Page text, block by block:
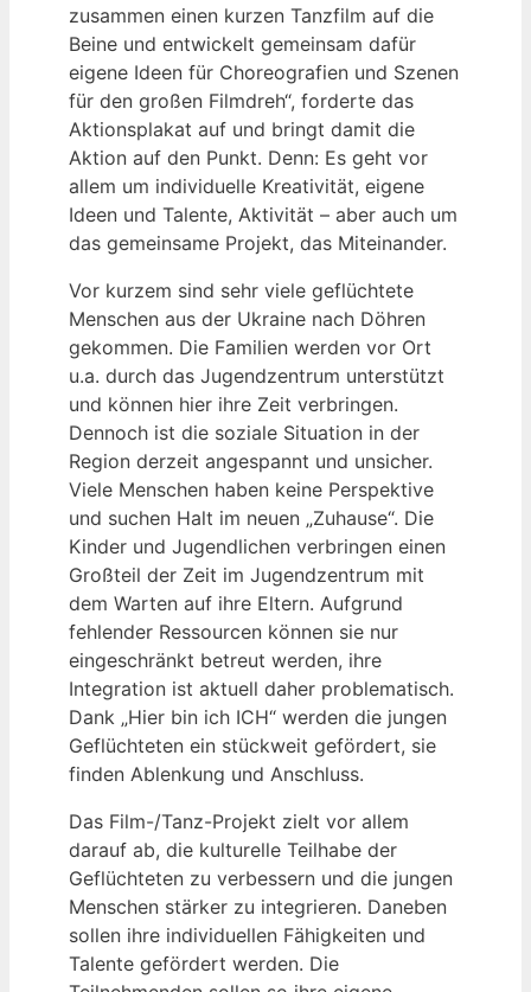
zusammen einen kurzen Tanzfilm auf die
Beine und entwickelt gemeinsam dafür
eigene Ideen für Choreografien und Szenen
für den großen Filmdreh“, forderte das
Aktionsplakat auf und bringt damit die
Aktion auf den Punkt. Denn: Es geht vor
allem um individuelle Kreativität, eigene
Ideen und Talente, Aktivität – aber auch um
das gemeinsame Projekt, das Miteinander.
Vor kurzem sind sehr viele geflüchtete
Menschen aus der Ukraine nach Döhren
gekommen. Die Familien werden vor Ort
u.a. durch das Jugendzentrum unterstützt
und können hier ihre Zeit verbringen.
Dennoch ist die soziale Situation in der
Region derzeit angespannt und unsicher.
Viele Menschen haben keine Perspektive
und suchen Halt im neuen „Zuhause“. Die
Kinder und Jugendlichen verbringen einen
Großteil der Zeit im Jugendzentrum mit
dem Warten auf ihre Eltern. Aufgrund
fehlender Ressourcen können sie nur
eingeschränkt betreut werden, ihre
Integration ist aktuell daher problematisch.
Dank „Hier bin ich ICH“ werden die jungen
Geflüchteten ein stückweit gefördert, sie
finden Ablenkung und Anschluss.
Das Film-/Tanz-Projekt zielt vor allem
darauf ab, die kulturelle Teilhabe der
Geflüchteten zu verbessern und die jungen
Menschen stärker zu integrieren. Daneben
sollen ihre individuellen Fähigkeiten und
Talente gefördert werden. Die